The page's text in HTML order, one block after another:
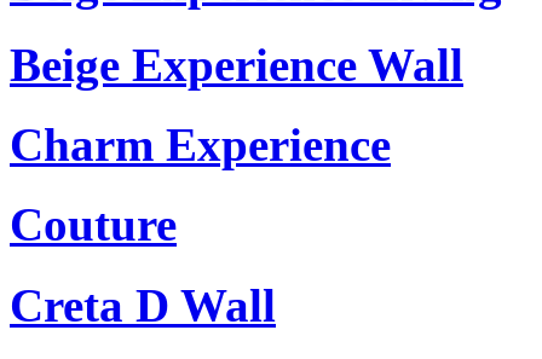
Beige Experience Wall
Charm Experience
Couture
Creta D Wall